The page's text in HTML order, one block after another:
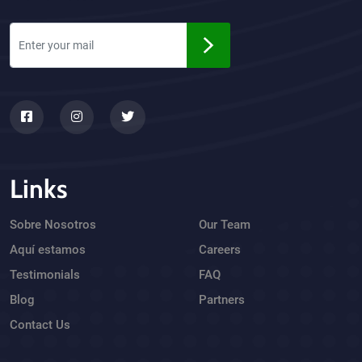
Links
Sobre Nosotros
Aquí estamos
Testimonials
Blog
Contact Us
Our Team
Careers
FAQ
Partners